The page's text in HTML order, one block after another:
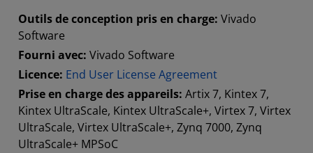
Outils de conception pris en charge: Vivado
Software
Fourni avec: Vivado Software
Licence: End User License Agreement
Prise en charge des appareils: Artix 7, Kintex 7,
Kintex UltraScale, Kintex UltraScale+, Virtex 7, Virtex
UltraScale, Virtex UltraScale+, Zynq 7000, Zynq
UltraScale+ MPSoC